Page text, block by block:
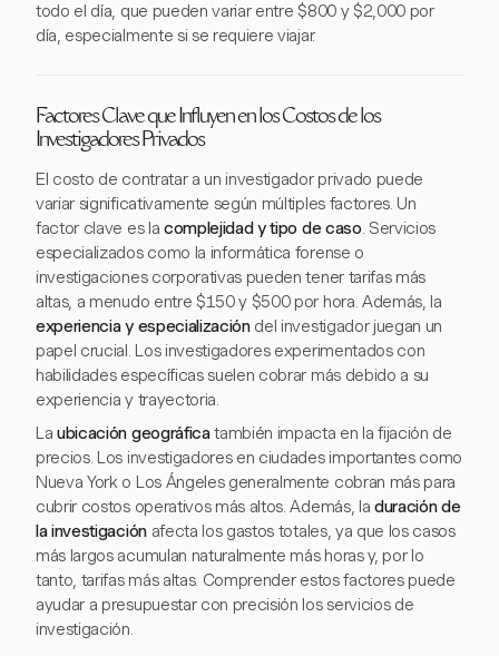
todo el día, que pueden variar entre $800 y $2,000 por
día, especialmente si se requiere viajar.
Factores Clave que Influyen en los Costos de los
Investigadores Privados
El costo de contratar a un investigador privado puede
variar significativamente según múltiples factores. Un
factor clave es la complejidad y tipo de caso. Servicios
especializados como la informática forense o
investigaciones corporativas pueden tener tarifas más
altas, a menudo entre $150 y $500 por hora. Además, la
experiencia y especializacióndel investigador juegan un
papel crucial. Los investigadores experimentados con
habilidades específicas suelen cobrar más debido a su
experiencia y trayectoria.
Laubicación geográficatambién impacta en la fijación de
precios. Los investigadores en ciudades importantes como
Nueva York o Los Ángeles generalmente cobran más para
cubrir costos operativos más altos. Además, la duración de
la investigaciónafecta los gastos totales, ya que los casos
más largos acumulan naturalmente más horas y, por lo
tanto, tarifas más altas. Comprender estos factores puede
ayudar a presupuestar con precisión los servicios de
investigación.